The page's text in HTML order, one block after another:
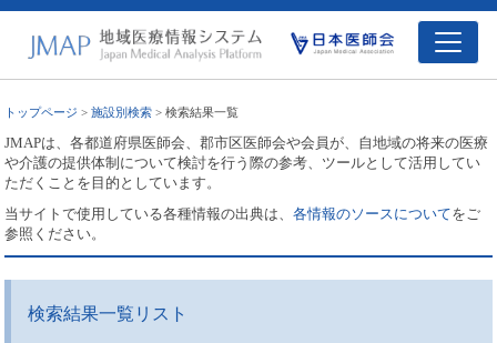
トップページ >施設別検索 > 検索結果一覧
JMAPは、各都道府県医師会、郡市区医師会や会員が、自地域の将来の医療
や介護の提供体制について検討を行う際の参考、ツールとして活用してい
ただくことを目的としています。
当サイトで使用している各種情報の出典は、各情報のソースについてをご
参照ください。
検索結果一覧リスト